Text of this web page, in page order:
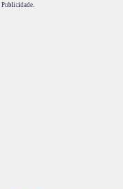
Publicidade.